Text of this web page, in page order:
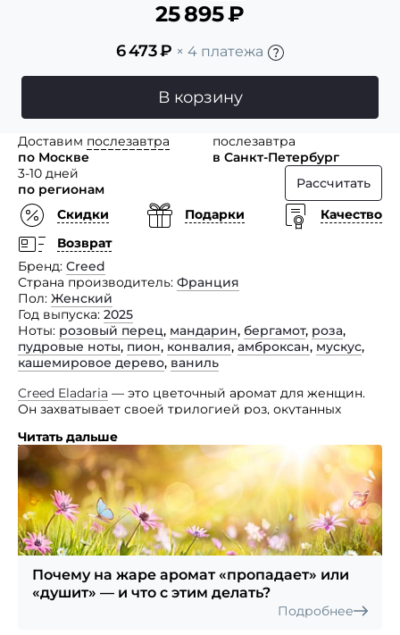
25 895₽
6 473₽ × 4 платежа
В корзину
Доставим послезавтра
по Москве
послезавтра
в Санкт-Петербург
3-10 дней
по регионам
Рассчитать
Скидки
Подарки
Качество
Возврат
Бренд Creed
Страна производитель Франция
Пол Женский
Год выпуска 2025
Ноты розовый перец, мандарин, бергамот, роза,
пудровые ноты, пион, конвалия, амброксан, мускус,
кашемировое дерево, ваниль
Creed Eladaria — это цветочный аромат для женщин.
Он захватывает своей трилогией роз, окутанных
принадлежит к категории «Millеsime», что в переводе
с французского означает «прекрасный урожай».
Это говорит о том, что он был создан вручную
с использованием только лучших ингредиентов. Его
элегантный дизайн представлен в знаковом флаконе
The House of Creed, который символизирует
элегантность и классический стиль. Флакон,
напоминающий форму колбы на бедрах, выполнен
в женственном и очаровательном нежно-розовом
цвете, отражающем современные тенденции
в парфюмерии с использованием цветочной розы.
Читать дальше
Почему на жаре аромат «пропадает» или
«душит» — и что с этим делать?
Подробнее